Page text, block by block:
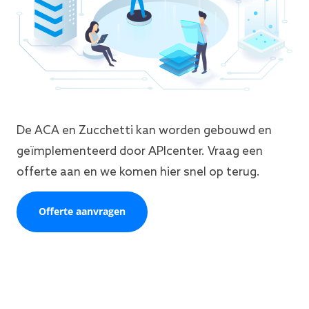
De ACA en Zucchetti kan worden gebouwd en
geïmplementeerd door APIcenter. Vraag een
offerte aan en we komen hier snel op terug.
Offerte aanvragen